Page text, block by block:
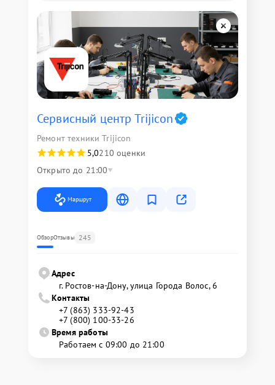
Сервисный центр Trijicon
Ремонт техники Trijicon
5,0210 оценки
Открыто до 21:00
Маршрут
ОбзорОтзывы 245
Адрес
г. Ростов-на-Дону, улица Города Волос, 6
Контакты
+7 (863) 333-92-43
+7 (800) 100-33-26
Время работы
Работаем с 09:00 до 21:00